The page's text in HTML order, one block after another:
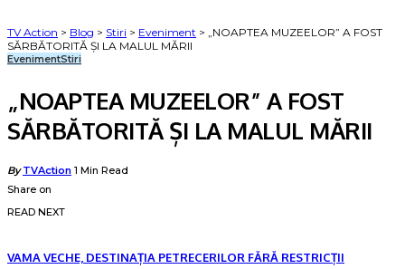
TV Action > Blog > Stiri > Eveniment > „NOAPTEA MUZEELOR” A FOST
SĂRBĂTORITĂ ȘI LA MALUL MĂRII
EvenimentStiri
„NOAPTEA MUZEELOR” A FOST
SĂRBĂTORITĂ ȘI LA MALUL MĂRII
Posted
ByTVAction 1 Min Read
Share on
READ NEXT
VAMA VECHE, DESTINAȚIA PETRECERILOR FĂRĂ RESTRICȚII